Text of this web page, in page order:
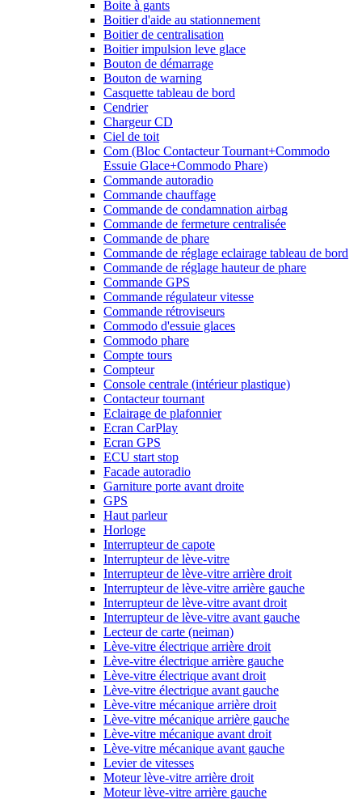
Boite à gants
Boitier d'aide au stationnement
Boitier de centralisation
Boitier impulsion leve glace
Bouton de démarrage
Bouton de warning
Casquette tableau de bord
Cendrier
Chargeur CD
Ciel de toit
Com (Bloc Contacteur Tournant+Commodo
Essuie Glace+Commodo Phare)
Commande autoradio
Commande chauffage
Commande de condamnation airbag
Commande de fermeture centralisée
Commande de phare
Commande de réglage eclairage tableau de bord
Commande de réglage hauteur de phare
Commande GPS
Commande régulateur vitesse
Commande rétroviseurs
Commodo d'essuie glaces
Commodo phare
Compte tours
Compteur
Console centrale (intérieur plastique)
Contacteur tournant
Eclairage de plafonnier
Ecran CarPlay
Ecran GPS
ECU start stop
Facade autoradio
Garniture porte avant droite
GPS
Haut parleur
Horloge
Interrupteur de capote
Interrupteur de lève-vitre
Interrupteur de lève-vitre arrière droit
Interrupteur de lève-vitre arrière gauche
Interrupteur de lève-vitre avant droit
Interrupteur de lève-vitre avant gauche
Lecteur de carte (neiman)
Lève-vitre électrique arrière droit
Lève-vitre électrique arrière gauche
Lève-vitre électrique avant droit
Lève-vitre électrique avant gauche
Lève-vitre mécanique arrière droit
Lève-vitre mécanique arrière gauche
Lève-vitre mécanique avant droit
Lève-vitre mécanique avant gauche
Levier de vitesses
Moteur lève-vitre arrière droit
Moteur lève-vitre arrière gauche